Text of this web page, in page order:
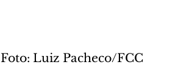
Foto: Luiz Pacheco/FCC